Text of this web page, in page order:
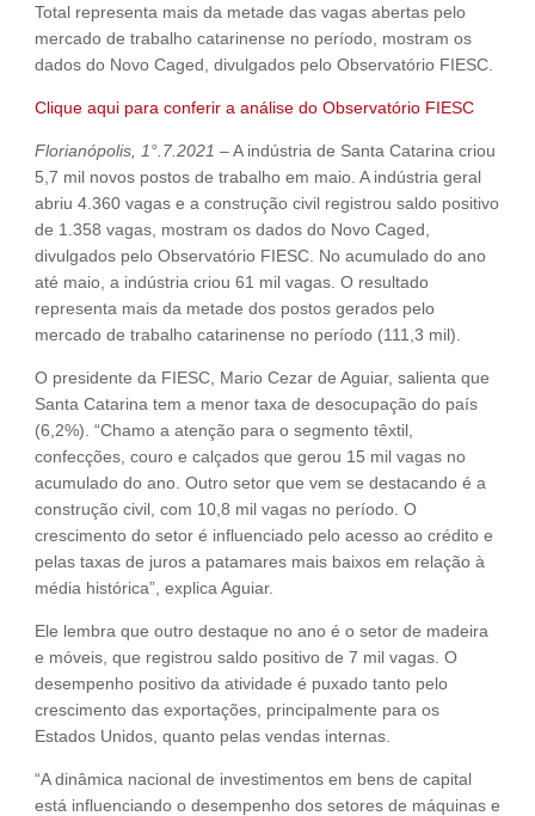
Total representa mais da metade das vagas abertas pelo
mercado de trabalho catarinense no período, mostram os
dados do Novo Caged, divulgados pelo Observatório FIESC.
Clique aqui para conferir a análise do Observatório FIESC
Florianópolis, 1°.7.2021 – A indústria de Santa Catarina criou
5,7 mil novos postos de trabalho em maio. A indústria geral
abriu 4.360 vagas e a construção civil registrou saldo positivo
de 1.358 vagas, mostram os dados do Novo Caged,
divulgados pelo Observatório FIESC. No acumulado do ano
até maio, a indústria criou 61 mil vagas. O resultado
representa mais da metade dos postos gerados pelo
mercado de trabalho catarinense no período (111,3 mil).
O presidente da FIESC, Mario Cezar de Aguiar, salienta que
Santa Catarina tem a menor taxa de desocupação do país
(6,2%). “Chamo a atenção para o segmento têxtil,
confecções, couro e calçados que gerou 15 mil vagas no
acumulado do ano. Outro setor que vem se destacando é a
construção civil, com 10,8 mil vagas no período. O
crescimento do setor é influenciado pelo acesso ao crédito e
pelas taxas de juros a patamares mais baixos em relação à
média histórica”, explica Aguiar.
Ele lembra que outro destaque no ano é o setor de madeira
e móveis, que registrou saldo positivo de 7 mil vagas. O
desempenho positivo da atividade é puxado tanto pelo
crescimento das exportações, principalmente para os
Estados Unidos, quanto pelas vendas internas.
“A dinâmica nacional de investimentos em bens de capital
está influenciando o desempenho dos setores de máquinas e